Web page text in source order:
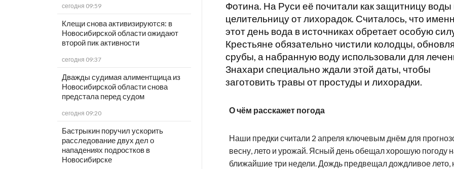
сегодня 09:59
Клещи снова активизируются: в
Новосибирской области ожидают
второй пик активности
сегодня 09:37
Дважды судимая алиментщица из
Новосибирской области снова
предстала перед судом
сегодня 09:20
Бастрыкин поручил ускорить
расследование двух дел о
нападениях подростков в
Новосибирске
Фотина. На Руси её почитали как защитницу воды
целительницу от лихорадок. Считалось, что
этот день вода в источниках обретает особую
Крестьяне обязательно чистили колодцы,
срубы, а набранную воду использовали для
Знахари специально ждали этой даты, чтобы
заготовить травы от простуды и лихорадки.
О чём расскажет погода
Наши предки считали 2 апреля ключевым днём для
весну, лето и урожай. Ясный день обещал хорошую погоду
ближайшие три недели. Дождь предвещал дождливое лето,